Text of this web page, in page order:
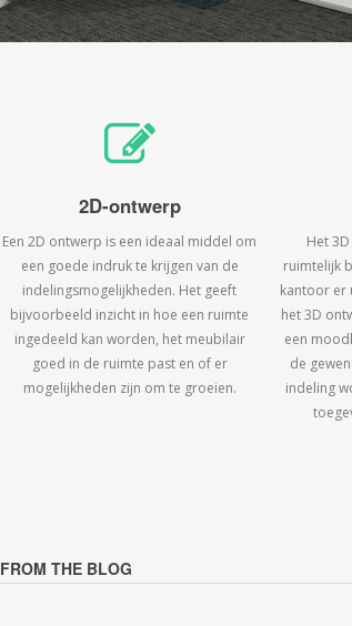
2D-ontwerp
Een 2D ontwerp is een ideaal middel om
een goede indruk te krijgen van de
indelingsmogelijkheden. Het geeft
bijvoorbeeld inzicht in hoe een ruimte
ingedeeld kan worden, het meubilair
goed in de ruimte past en of er
mogelijkheden zijn om te groeien.
Het
ruimtelijk
kantoor er
het 3D
een
de
indeling
FROM THE BLOG